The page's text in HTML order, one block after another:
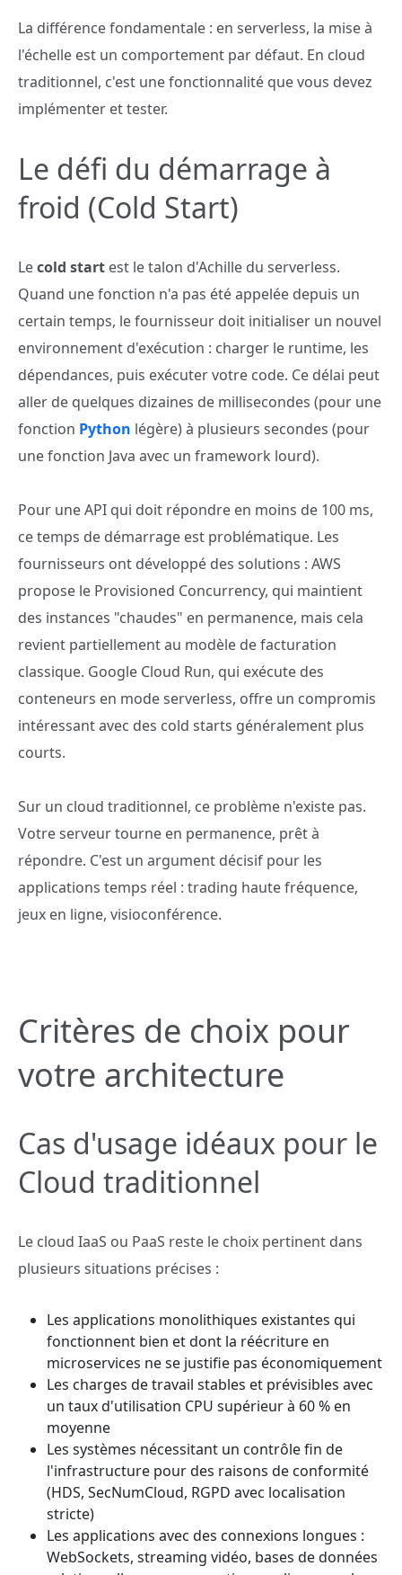
La différence fondamentale : en serverless, la mise à
l'échelle est un comportement par défaut. En cloud
traditionnel, c'est une fonctionnalité que vous devez
implémenter et tester.
Le défi du démarrage à
froid (Cold Start)
Lecold start est le talon d'Achille du serverless.
Quand une fonction n'a pas été appelée depuis un
certain temps, le fournisseur doit initialiser un nouvel
environnement d'exécution : charger le runtime, les
dépendances, puis exécuter votre code. Ce délai peut
aller de quelques dizaines de millisecondes (pour une
fonction Python légère) à plusieurs secondes (pour
une fonction Java avec un framework lourd).
Pour une API qui doit répondre en moins de 100 ms,
ce temps de démarrage est problématique. Les
fournisseurs ont développé des solutions : AWS
propose le Provisioned Concurrency, qui maintient
des instances "chaudes" en permanence, mais cela
revient partiellement au modèle de facturation
classique. Google Cloud Run, qui exécute des
conteneurs en mode serverless, offre un compromis
intéressant avec des cold starts généralement plus
courts.
Sur un cloud traditionnel, ce problème n'existe pas.
Votre serveur tourne en permanence, prêt à
répondre. C'est un argument décisif pour les
applications temps réel : trading haute fréquence,
jeux en ligne, visioconférence.
Critères de choix pour
votre architecture
Cas d'usage idéaux pour le
Cloud traditionnel
Le cloud IaaS ou PaaS reste le choix pertinent dans
plusieurs situations précises :
Les applications monolithiques existantes qui
fonctionnent bien et dont la réécriture en
microservices ne se justifie pas économiquement
Les charges de travail stables et prévisibles avec
un taux d'utilisation CPU supérieur à 60 % en
moyenne
Les systèmes nécessitant un contrôle fin de
l'infrastructure pour des raisons de conformité
(HDS, SecNumCloud, RGPD avec localisation
stricte)
Les applications avec des connexions longues :
WebSockets, streaming vidéo, bases de données